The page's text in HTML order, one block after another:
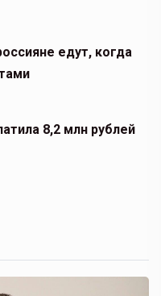
едут, когда
8,2 млн рублей